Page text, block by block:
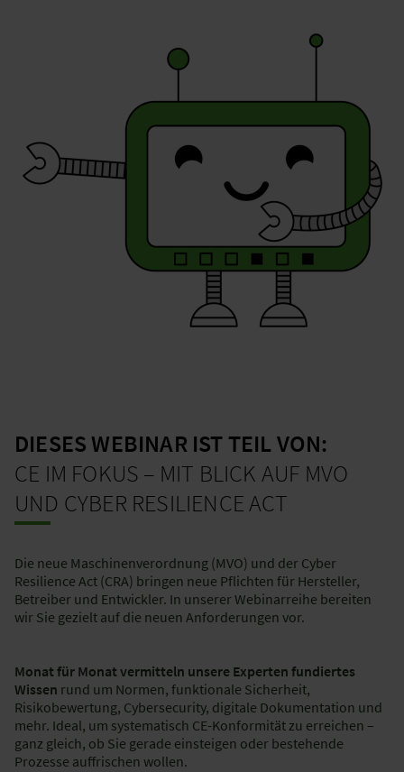
DIESES WEBINAR IST TEIL VON:
CE IM FOKUS – MIT BLICK AUF MVO
UND CYBER RESILIENCE ACT
Die neue Maschinenverordnung (MVO) und der Cyber
Resilience Act (CRA) bringen neue Pflichten für Hersteller,
Betreiber und Entwickler. In unserer Webinarreihe bereiten
wir Sie gezielt auf die neuen Anforderungen vor.
Monat für Monat vermitteln unsere Experten fundiertes
Wissen rund um Normen, funktionale Sicherheit,
Risikobewertung, Cybersecurity, digitale Dokumentation und
mehr. Ideal, um systematisch CE-Konformität zu erreichen –
ganz gleich, ob Sie gerade einsteigen oder bestehende
Prozesse auffrischen wollen.